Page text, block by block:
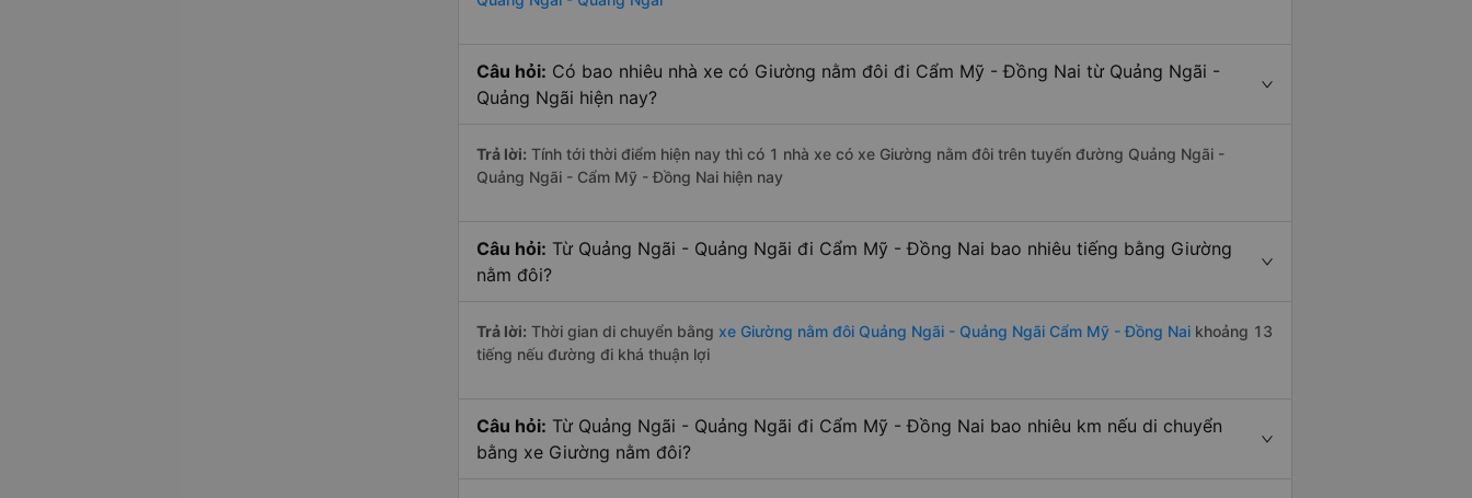
Câu hỏi: Có bao nhiêu nhà xe có Giường nằm đôi đi Cẩm Mỹ - Đồng Nai từ Quảng Ngãi -
Quảng Ngãi hiện nay?
Trả lời: Tính tới thời điểm hiện nay thì có 1 nhà xe có xe Giường nằm đôi trên tuyến đường Quảng Ngãi -
Quảng Ngãi - Cẩm Mỹ - Đồng Nai hiện nay
Câu hỏi: Từ Quảng Ngãi - Quảng Ngãi đi Cẩm Mỹ - Đồng Nai bao nhiêu tiếng bằng Giường
nằm đôi?
Trả lời: Thời gian di chuyển bằng xe Giường nằm đôi Quảng Ngãi - Quảng Ngãi Cẩm Mỹ - Đồng Nai khoảng 13
tiếng nếu đường đi khá thuận lợi
Câu hỏi: Từ Quảng Ngãi - Quảng Ngãi đi Cẩm Mỹ - Đồng Nai bao nhiêu km nếu di chuyển
bằng xe Giường nằm đôi?